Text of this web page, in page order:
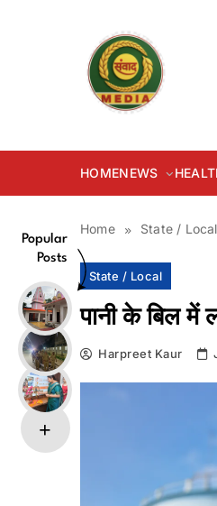
HOMENEWS
Home State / Local
Popular
Posts
State / Local
पानी के बिल में
Harpreet Kaur